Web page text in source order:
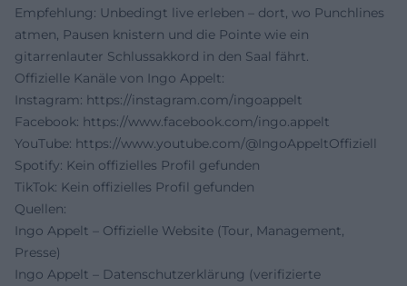
Empfehlung: Unbedingt live erleben – dort, wo Punchlines
atmen, Pausen knistern und die Pointe wie ein
gitarrenlauter Schlussakkord in den Saal fährt.
Offizielle Kanäle von Ingo Appelt:
Instagram: https://instagram.com/ingoappelt
Facebook: https://www.facebook.com/ingo.appelt
YouTube: https://www.youtube.com/@IngoAppeltOffiziell
Spotify: Kein offizielles Profil gefunden
TikTok: Kein offizielles Profil gefunden
Quellen:
Ingo Appelt – Offizielle Website (Tour, Management,
Presse)
Ingo Appelt – Datenschutzerklärung (verifizierte